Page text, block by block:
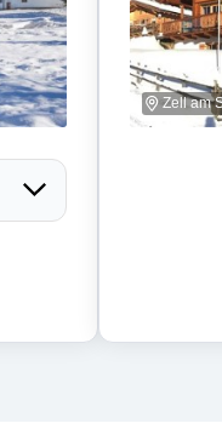
Zell am